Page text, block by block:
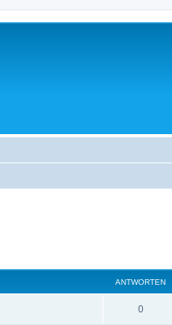
ANTWORTEN
0